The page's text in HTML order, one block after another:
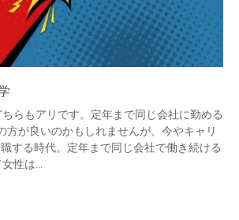
らもアリです。定年まで同じ会社に勤める
方が良いのかもしれませんが、今やキャリ
する時代。定年まで同じ会社で働き続ける
性は...